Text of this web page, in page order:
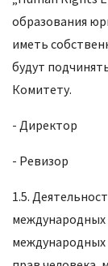
образования
иметь
будут
Комитету.
- Директор
- Ревизор
1.5.
международных
международных